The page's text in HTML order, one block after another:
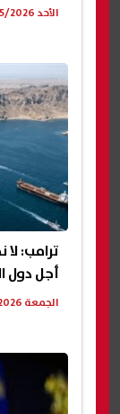
الأحد 31/05/2026 05:59 ص
ترامب:
أجل دول
الجمعة 15/05/2026 02:30 م